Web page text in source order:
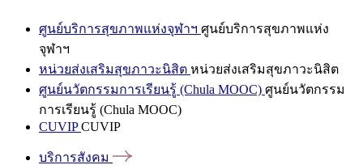
ศูนย์บริการสุขภาพแห่งจุฬาฯ ศูนย์บริการสุขภาพแห่ง
จุฬาฯ
หน่วยส่งเสริมสุขภาวะนิสิต หน่วยส่งเสริมสุขภาวะนิสิต
ศูนย์นวัตกรรมการเรียนรู้ (Chula MOOC) ศูนย์นวัตกรรม
การเรียนรู้ (Chula MOOC)
CUVIPCUVIP
บริการสังคม